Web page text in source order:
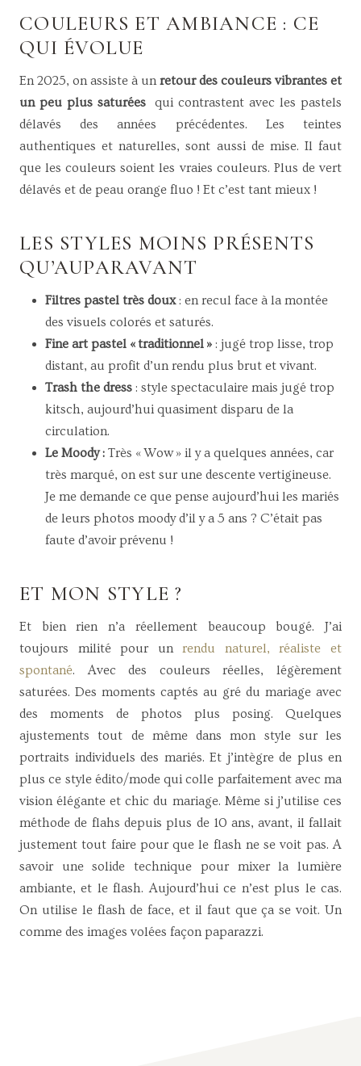
COULEURS ET AMBIANCE : CE
QUI ÉVOLUE
En 2025, on assiste à unretour des couleurs vibrantes et
un peu plus saturées qui contrastent avec les pastels
délavés des années précédentes. Les teintes
authentiques et naturelles, sont aussi de mise. Il faut
que les couleurs soient les vraies couleurs. Plus de vert
délavés et de peau orange fluo ! Et c’est tant mieux !
LES STYLES MOINS PRÉSENTS
QU’AUPARAVANT
Filtres pastel très doux: en recul face à la montée
des visuels colorés et saturés.
Fine art pastel « traditionnel » : jugé trop lisse, trop
distant, au profit d’un rendu plus brut et vivant.
Trash the dress : style spectaculaire mais jugé trop
kitsch, aujourd’hui quasiment disparu de la
circulation.
Le Moody : Très « Wow » il y a quelques années, car
très marqué, on est sur une descente vertigineuse.
Je me demande ce que pense aujourd’hui les mariés
de leurs photos moody d’il y a 5 ans ? C’était pas
faute d’avoir prévenu !
ET MON STYLE ?
Et bien rien n’a réellement beaucoup bougé. J’ai
toujours milité pour unrendu naturel, réaliste et
spontané. Avec des couleurs réelles, légèrement
saturées. Des moments captés au gré du mariage avec
des moments de photos plus posing. Quelques
ajustements tout de même dans mon style sur les
portraits individuels des mariés. Et j’intègre de plus en
plus ce style édito/mode qui colle parfaitement avec ma
vision élégante et chic du mariage. Même si j’utilise ces
méthode de flahs depuis plus de 10 ans, avant, il fallait
justement tout faire pour que le flash ne se voit pas. A
savoir une solide technique pour mixer la lumière
ambiante, et le flash. Aujourd’hui ce n’est plus le cas.
On utilise le flash de face, et il faut que ça se voit. Un
comme des images volées façon paparazzi.